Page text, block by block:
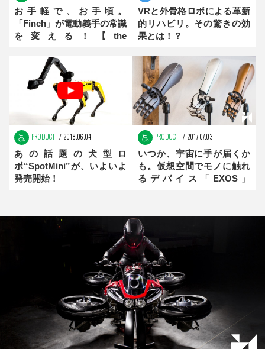
お手軽で、お手頃。
「Finch」が電動義手の常識
を変える！【the
VRと外骨格ロボによる革新
的リハビリ。その驚きの効
果とは！？
PRODUCT 2018.06.04
あの話題の犬型ロ
ボ“SpotMini”が、いよいよ
発売開始！
PRODUCT 2017.07.03
いつか、宇宙に手が届くか
も。仮想空間でモノに触れ
るデバイス「EXOS」